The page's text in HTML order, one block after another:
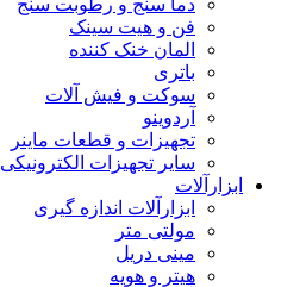
دما سنج و رطوبت سنج
فن و هیت سینک
المان خنک کننده
باتری
سوکت و فیش آلات
آردوینو
تجهیزات و قطعات ماینر
سایر تجهیزات الکترونیکی
ابزارآلات
ابزارآلات اندازه گیری
مولتی متر
مینی دریل
هیتر و هویه